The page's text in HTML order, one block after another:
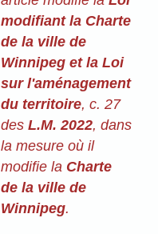
modifiant la Charte
de la ville de
Winnipeg et la Loi
sur l'aménagement
du territoire, c. 27
desL.M. 2022, dans
la mesure où il
modifie la Charte
de la ville de
Winnipeg.